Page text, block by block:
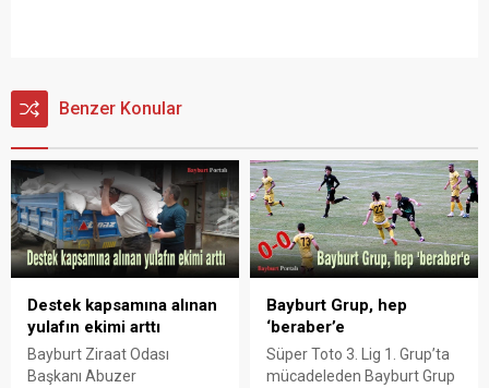
Benzer Konular
Destek kapsamına alınan
yulafın ekimi arttı
Bayburt Ziraat Odası
Başkanı Abuzer
Bayburt Grup, hep
‘beraber’e
Süper Toto 3. Lig 1. Grup’ta
mücadeleden Bayburt Grup